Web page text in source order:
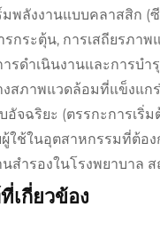
พลังงานแบบคลาสสิก (
กระตุ้น, การเสถียรภาพ
รดำเนินงานและการบำ
งสภาพแวดล้อมที่แข็งแก
จฉริยะ (ตรรกะการเริ่
ใช้ในอุตสาหกรรมที่ต้อ
สำรองในโรงพยาบาล
กี่ยวข้อง